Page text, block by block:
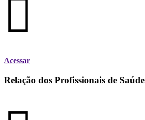
Acessar
Relação dos Profissionais de Saúde